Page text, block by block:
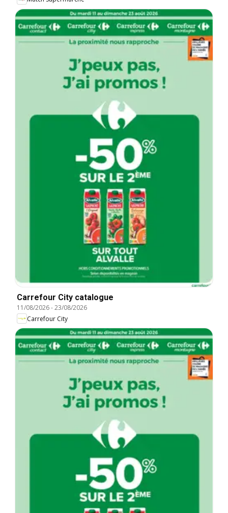
Carrefour City catalogue
11/08/2026-23/08/2026
Carrefour City